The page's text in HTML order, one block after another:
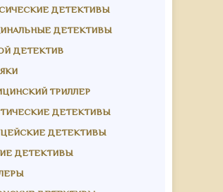
ДЕТЕКТИВЫ
ДЕТЕКТИВЫ
ДЕТЕКТИВ
ТРИЛЛЕР
ДЕТЕКТИВЫ
ДЕТЕКТИВЫ
ДЕТЕКТИВЫ